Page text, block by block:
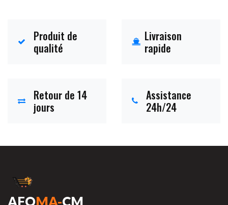
Produit de
qualité
Livraison
rapide
Retour de 14
jours
Assistance
24h/24
AFOMA-CM